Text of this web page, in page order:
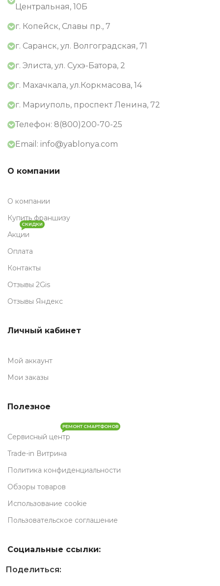
Центральная, 10Б
г. Копейск, Славы пр., 7
г. Саранск, ул. Волгоградская, 71
г. Элиста, ул. Сухэ-Батора, 2
г. Махачкала, ул.Коркмасова, 14
г. Мариуполь, проспект Ленина, 72
Телефон: 8(800)200-70-25
Email: info@yablonya.com
О компании
О компании
Купить франшизу
Акции
СКИДКИ
Оплата
Контакты
Отзывы 2Gis
Отзывы Яндекс
Личный кабинет
Мой аккаунт
Мои заказы
Полезное
Сервисный центр
РЕМОНТ СМАРТФОНОВ
Trade-in Витрина
Политика конфиденциальности
Обзоры товаров
Использование cookie
Пользовательское соглашение
Социальные ссылки:
Поделиться: